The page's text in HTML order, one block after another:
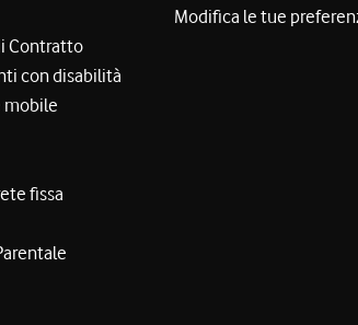
Contratto
con disabilità
mobile
fissa
Modifica le tue